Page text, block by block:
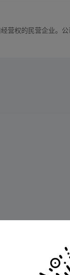
营权的民营企业。